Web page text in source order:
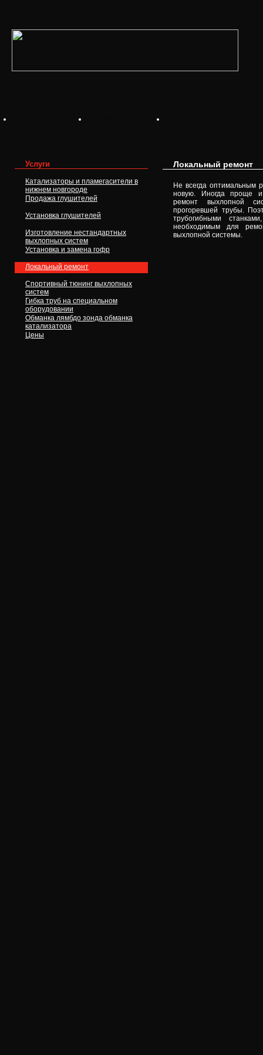
Услуги
Катализаторы и пламегасители в
нижнем новгороде
Продажа глушителей
Установка глушителей
Изготовление нестандартных
выхлопных систем
Установка и замена гофр
Локальный ремонт
Спортивный тюнинг выхлопных
систем
Гибка труб на специальном
оборудовании
Обманка лямбдо зонда обманка
катализатора
Цены
Локальный ремонт
Не всегда оптимальным
новую. Иногда проще и
ремонт выхлопной
прогоревшей трубы.
трубогибными
необходимым для
выхлопной системы.